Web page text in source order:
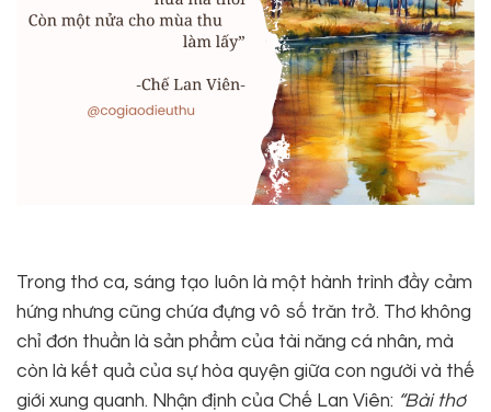
Trong thơ ca, sáng tạo luôn là một hành trình đầy cảm
hứng nhưng cũng chứa đựng vô số trăn trở. Thơ không
chỉ đơn thuần là sản phẩm của tài năng cá nhân, mà
còn là kết quả của sự hòa quyện giữa con người và thế
giới xung quanh. Nhận định của Chế Lan Viên: “Bài thơ